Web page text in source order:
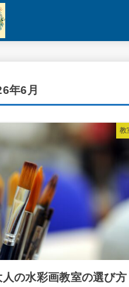
年6月
教
人の水彩画教室の選び